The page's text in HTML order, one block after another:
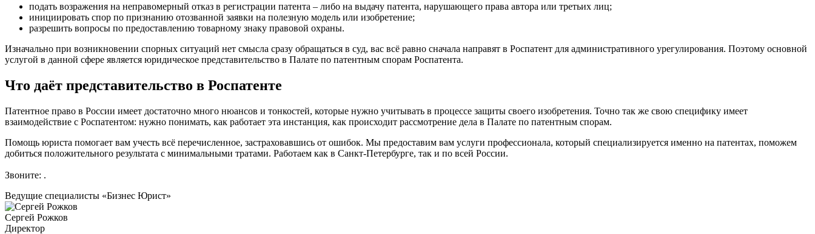
подать возражения на неправомерный отказ в регистрации патента – либо на выдачу патента, нарушающего права автора или третьих лиц;
инициировать спор по признанию отозванной заявки на полезную модель или изобретение;
разрешить вопросы по предоставлению товарному знаку правовой охраны.
Изначально при возникновении спорных ситуаций нет смысла сразу обращаться в суд, вас всё равно сначала направят в Роспатент для административного урегулирования. Поэтому основной
услугой в данной сфере является юридическое представительство в Палате по патентным спорам Роспатента.
Что даёт представительство в Роспатенте
Патентное право в России имеет достаточно много нюансов и тонкостей, которые нужно учитывать в процессе защиты своего изобретения. Точно так же свою специфику имеет
взаимодействие с Роспатентом: нужно понимать, как работает эта инстанция, как происходит рассмотрение дела в Палате по патентным спорам.
Помощь юриста помогает вам учесть всё перечисленное, застраховавшись от ошибок. Мы предоставим вам услуги профессионала, который специализируется именно на патентах, поможем
добиться положительного результата с минимальными тратами. Работаем как в Санкт-Петербурге, так и по всей России.
Звоните: .
Ведущие специалисты «Бизнес Юрист»
Сергей Рожков
Директор